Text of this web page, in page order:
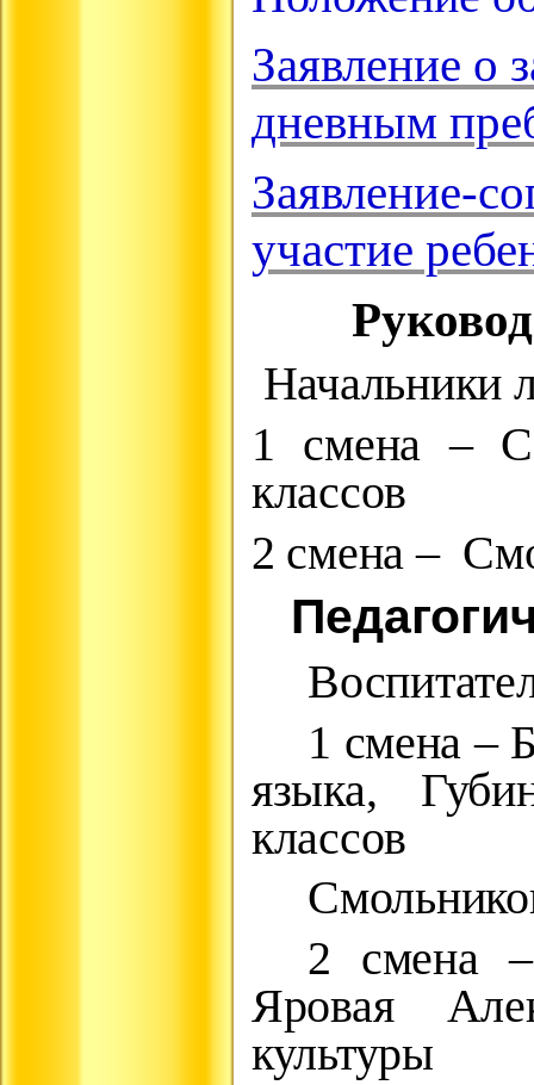
Заявление о
дневным
Заявление-
участие
Начальники
1 смена –
классов
2 смена –
1 смена –
языка,
классов
2 смена
Яровая
культуры